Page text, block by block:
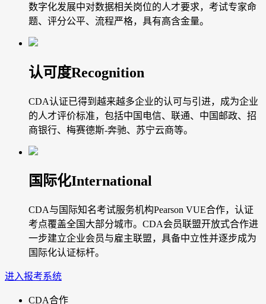
数字化发展中对数据相关岗位的人才要求，考试专家命
题、评分公平、流程严格，具有高含金量。
认可度Recognition
CDA认证已得到越来越多企业的认可与引进，成为企业
的人才评价标准，包括中国电信、联通、中国邮政、招
商银行、梅赛德斯-奔驰、苏宁云商等。
国际化International
CDA与国际知名考试服务机构Pearson VUE合作，认证
考点覆盖全国大部分城市。CDA会员联盟开放式合作进
一步建立企业会员与雇主联盟，具备中立性并逐步成为
国际化认证标杆。
进入报考系统
CDA合作